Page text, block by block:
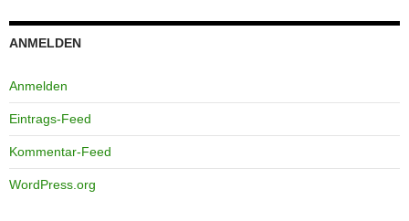
ANMELDEN
Anmelden
Eintrags-Feed
Kommentar-Feed
WordPress.org